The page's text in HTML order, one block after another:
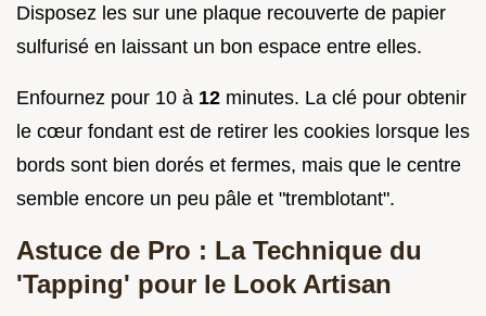
Disposez les sur une plaque recouverte de papier
sulfurisé en laissant un bon espace entre elles.
Enfournez pour 10 à 12 minutes. La clé pour obtenir
le cœur fondant est de retirer les cookies lorsque les
bords sont bien dorés et fermes, mais que le centre
semble encore un peu pâle et "tremblotant".
Astuce de Pro : La Technique du
'Tapping' pour le Look Artisan